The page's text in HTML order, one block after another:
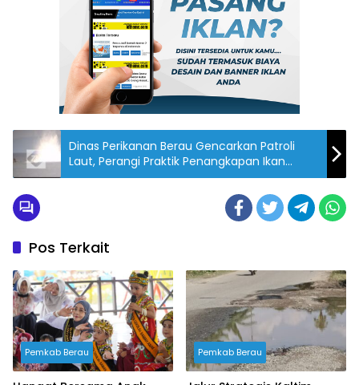
Dinas Perikanan Berau Gencarkan Patroli
Laut, Perangi Praktik Penangkapan Ikan
dengan Bom
Pos Terkait
Pemkab Berau Pemkab Berau